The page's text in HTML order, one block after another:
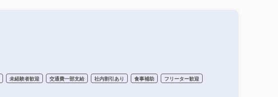
未経験者歓迎 交通費一部支給 社内割引あり 食事補助 フリーター歓迎